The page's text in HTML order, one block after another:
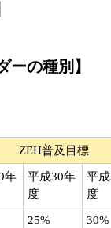
ーの種別】
ZEH普及目標
年
平成30年
度
平
度
25% 30%